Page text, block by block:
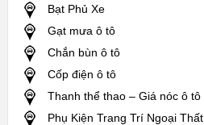
Bạt Phủ Xe
Gạt mưa ô tô
Chắn bùn ô tô
Cốp điện ô tô
Thanh thể thao – Giá nóc ô tô
Phụ Kiện Trang Trí Ngoại Thất